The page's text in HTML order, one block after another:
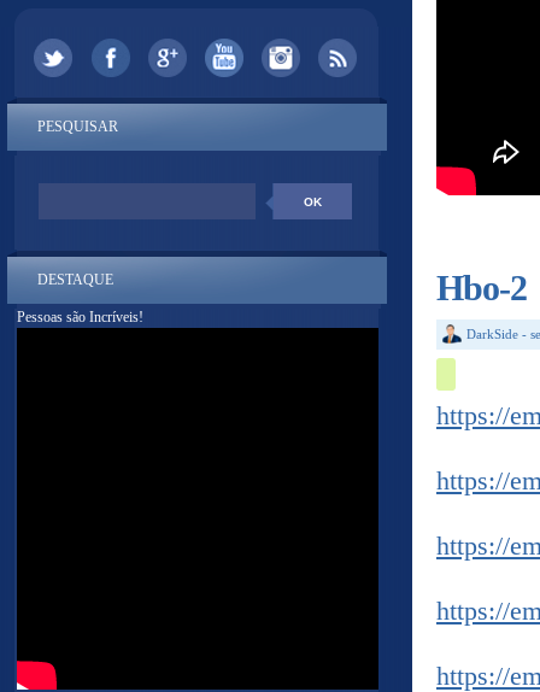
Hbo-2
DarkSide -
https://
https://
https://
https://
https://
PESQUISAR
DESTAQUE
Pessoas são Incríveis!